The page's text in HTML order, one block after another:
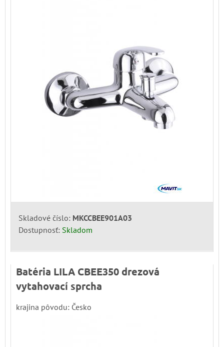
Skladové číslo: MKCCBEE901A03
Dostupnosť: Skladom
Batéria LILA CBEE350 drezová
vytahovací sprcha
krajina pôvodu: Česko